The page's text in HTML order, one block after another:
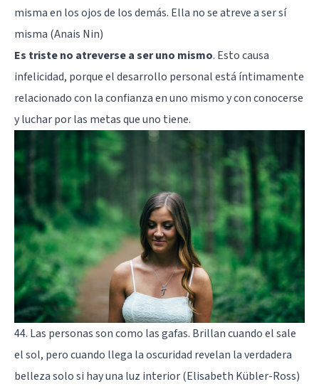
misma en los ojos de los demás. Ella no se atreve a ser sí
misma (Anais Nin)
Es triste no atreverse a ser uno mismo. Esto causa
infelicidad, porque el desarrollo personal está íntimamente
relacionado con la confianza en uno mismo y con conocerse
y luchar por las metas que uno tiene.
44. Las personas son como las gafas. Brillan cuando el sale
el sol, pero cuando llega la oscuridad revelan la verdadera
belleza solo si hay una luz interior (Elisabeth Kübler-Ross)